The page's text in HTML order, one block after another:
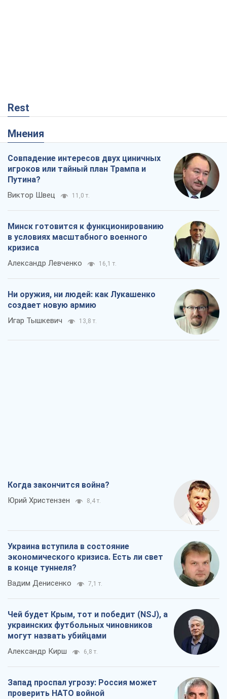
Rest
Мнения
Совпадение интересов двух циничных
игроков или тайный план Трампа и
Путина?
Виктор Швец 11,0 т.
Минск готовится к функционированию
в условиях масштабного военного
кризиса
Александр Левченко 16,1 т.
Ни оружия, ни людей: как Лукашенко
создает новую армию
Игар Тышкевич 13,8 т.
Когда закончится война?
Юрий Христензен 8,4 т.
Украина вступила в состояние
экономического кризиса. Есть ли свет
в конце туннеля?
Вадим Денисенко 7,1 т.
Чей будет Крым, тот и победит (NSJ), а
украинских футбольных чиновников
могут назвать убийцами
Александр Кирш 6,8 т.
Запад проспал угрозу: Россия может
проверить НАТО войной